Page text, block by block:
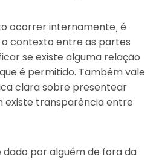
ocorrer internamente, é
contexto entre as partes
se existe alguma relação
é permitido. Também vale
clara sobre presentear
existe transparência entre
por alguém de fora da